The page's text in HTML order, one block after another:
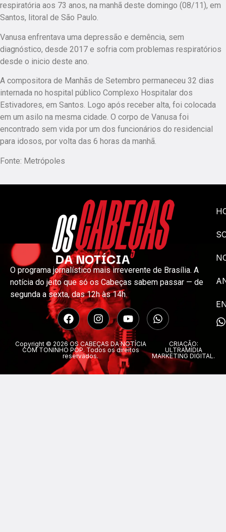
respiratória aos 73 anos, na manhã deste domingo (08/11), em
Santos, litoral de São Paulo.
Vanusa enfrentava uma depressão e demência, sem
diagnóstico, desde 2017 e sofria com problemas respiratórios
desde o inicio deste ano.
A compositora de Manhãs de Setembro permaneceu 32 dias
internada no hospital público Complexo Hospitalar dos
Estivadores, em Santos. Logo após receber alta, foi colocada
em um asilo na mesma cidade. O corpo de Vanusa foi
encontrado sem vida por um dos funcionários do residencial
para idosos, por volta das 6 horas da manhã.
Fonte: Metrópoles
O programa jornalístico mais irreverente de Brasília. A
notícia do jeito que só os Cabeças sabem passar — de
segunda a sexta, das 12h às 14h.
Copyright © 2026 OS CABEÇAS DA NOTÍCIA
COM TONINHO POP. Todos os direitos
reservados.
CRIAÇÃO:
ULTRAMÍDIA
MARKETING DIGITAL.